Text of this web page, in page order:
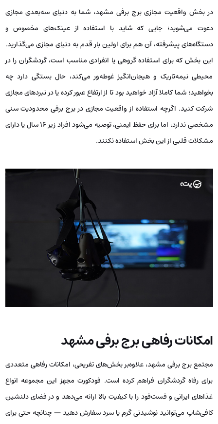
در بخش واقعیت مجازی برج برفی مشهد، شما به دنیای سه‌بعدی مجازی
دعوت می‌شوید؛ جایی که شاید با استفاده از عینک‌های مخصوص و
دستگاه‌های پیشرفته، آن هم برای اولین بار قدم به دنیای مجازی می‌گذارید.
این بخش که برای استفاده گروهی یا انفرادی مناسب است، گردشگران را در
محیطی نیمه‌تاریک و هیجان‌انگیز غوطه‌ور می‌کند، حال بستگی دارد چه
بخواهید؛ شما کاملا آزاد خواهید بود تا از ارتفاع عبور کرده یا در نبردهای مجازی
شرکت کنید. اگرچه استفاده از واقعیت مجازی در برج برفی محدودیت سنی
مشخصی ندارد، اما برای حفظ ایمنی، توصیه می‌شود افراد زیر ۱۶ سال یا دارای
مشکلات قلبی از این بخش استفاده نکنند.
امکانات رفاهی برج برفی مشهد
مجتمع برج برفی مشهد، علاوه‌بر بخش‌های تفریحی، امکانات رفاهی متعددی
برای رفاه گردشگران فراهم کرده است. فودکورت مجهز این مجموعه انواع
غذاهای ایرانی و فست‌فود را با کیفیت بالا ارائه می‌دهد و در فضای دلنشین
کافی‌شاپ می‌توانید نوشیدنی گرم یا سرد سفارش دهید — چنانچه حتی برای